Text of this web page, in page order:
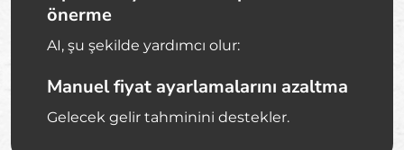
önerme
AI, şu şekilde yardımcı olur:
Manuel fiyat ayarlamalarını azaltma
Gelecek gelir tahminini destekler.